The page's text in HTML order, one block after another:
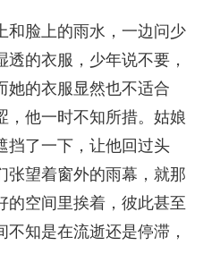
和脸上的雨水，一边问少
的衣服，少年说不要，
她的衣服显然也不适合
，他一时不知所措。姑娘
挡了一下，让他回过头
张望着窗外的雨幕，就那
的空间里挨着，彼此甚至
知是在流逝还是停滞，